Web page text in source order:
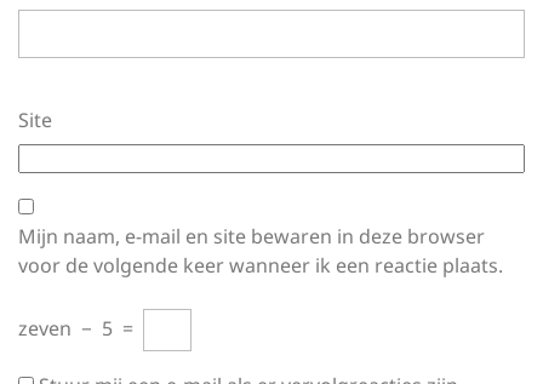
Site
Mijn naam, e-mail en site bewaren in deze browser
voor de volgende keer wanneer ik een reactie plaats.
zeven − 5 =